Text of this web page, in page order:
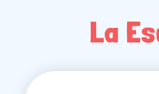
La